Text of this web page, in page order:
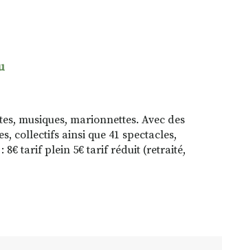
musiques, marionnettes. Avec des
collectifs ainsi que 41 spectacles,
8€ tarif plein 5€ tarif réduit (retraité,